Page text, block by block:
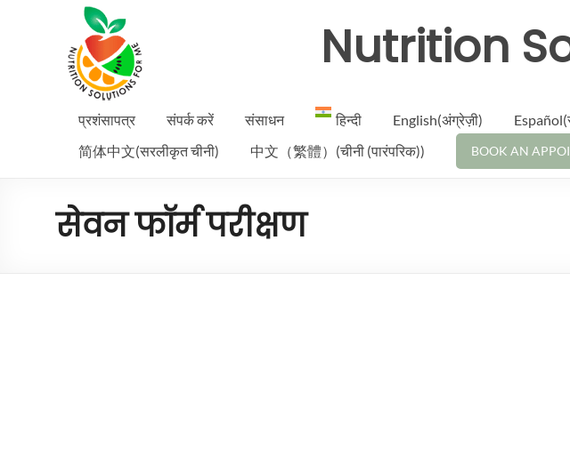
Nutrition
प्रशंसापत्र संपर्क करें संसाधन हिन्दी English(अंग्रेज़ी)
简体中文(सरलीकृत चीनी)
中文（繁體）(चीनी (पारंपरिक)) BOOK AN
सेवन फॉर्म परीक्षण